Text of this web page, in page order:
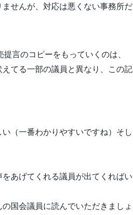
せんが、対応は悪くない事務所だ
言のコピーをもっていくのは、
てる一部の議員と異なり、この記
（一番わかりやすいですね）そし
あげてくれる議員が出てくればい
国会議員に読んでいただきましょ